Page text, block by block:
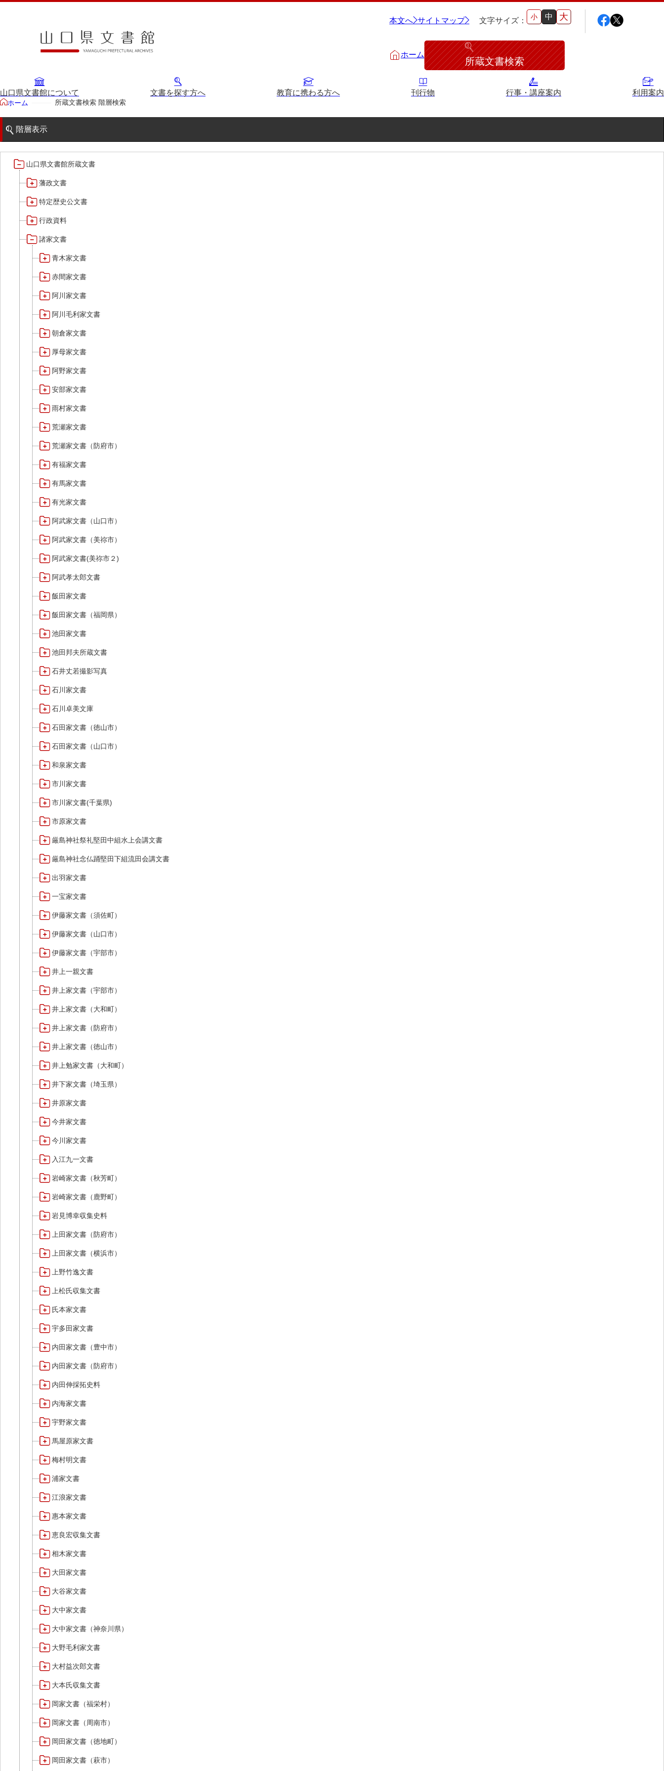
本文へ サイトマップ 文字サイズ： 小 中 大
ホーム
所蔵文書検索
山口県文書館について 文書を探す方へ 教育に携わる方へ 刊行物 行事・講座案内 利用案内
ホーム 所蔵文書検索 階層検索
階層表示
山口県文書館所蔵文書
藩政文書
特定歴史公文書
行政資料
諸家文書
青木家文書
赤間家文書
阿川家文書
阿川毛利家文書
朝倉家文書
厚母家文書
阿野家文書
安部家文書
雨村家文書
荒瀬家文書
荒瀬家文書（防府市）
有福家文書
有馬家文書
有光家文書
阿武家文書（山口市）
阿武家文書（美祢市）
阿武家文書(美祢市２)
阿武孝太郎文書
飯田家文書
飯田家文書（福岡県）
池田家文書
池田邦夫所蔵文書
石井丈若撮影写真
石川家文書
石川卓美文庫
石田家文書（徳山市）
石田家文書（山口市）
和泉家文書
市川家文書
市川家文書(千葉県)
市原家文書
厳島神社祭礼堅田中組水上会講文書
厳島神社念仏踊堅田下組流田会講文書
出羽家文書
一宝家文書
伊藤家文書（須佐町）
伊藤家文書（山口市）
伊藤家文書（宇部市）
井上一親文書
井上家文書（宇部市）
井上家文書（大和町）
井上家文書（防府市）
井上家文書（徳山市）
井上勉家文書（大和町）
井下家文書（埼玉県）
井原家文書
今井家文書
今川家文書
入江九一文書
岩崎家文書（秋芳町）
岩崎家文書（鹿野町）
岩見博幸収集史料
上田家文書（防府市）
上田家文書（横浜市）
上野竹逸文書
上松氏収集文書
氏本家文書
宇多田家文書
内田家文書（豊中市）
内田家文書（防府市）
内田伸採拓史料
内海家文書
宇野家文書
馬屋原家文書
梅村明文書
浦家文書
江浪家文書
惠本家文書
恵良宏収集文書
相木家文書
大田家文書
大谷家文書
大中家文書
大中家文書（神奈川県）
大野毛利家文書
大村益次郎文書
大本氏収集文書
岡家文書（福栄村）
岡家文書（周南市）
岡田家文書（徳地町）
岡田家文書（萩市）